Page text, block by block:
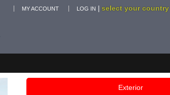
select your country
MY ACCOUNT LOG IN
Exterior